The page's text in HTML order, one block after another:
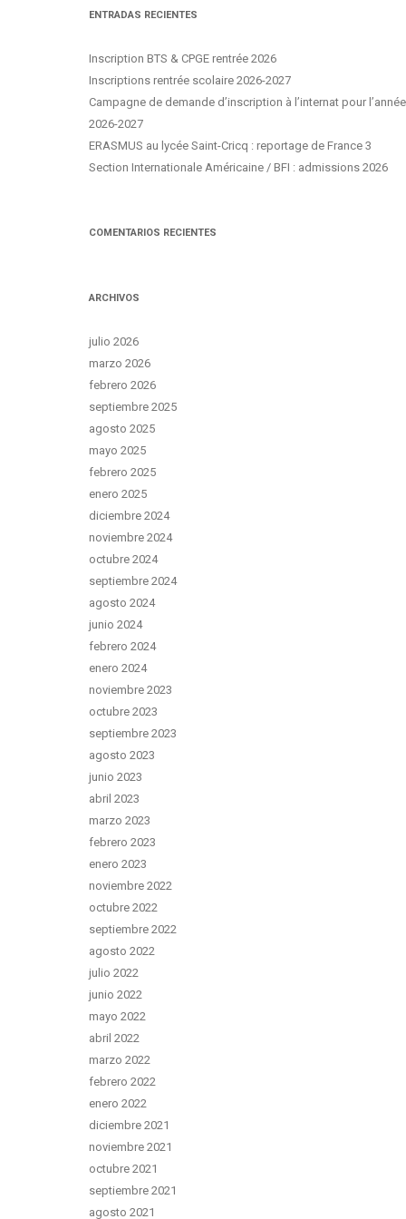
ENTRADAS RECIENTES
Inscription BTS & CPGE rentrée 2026
Inscriptions rentrée scolaire 2026-2027
Campagne de demande d’inscription à l’internat pour l’année
2026-2027
ERASMUS au lycée Saint-Cricq : reportage de France 3
Section Internationale Américaine / BFI : admissions 2026
COMENTARIOS RECIENTES
ARCHIVOS
julio 2026
marzo 2026
febrero 2026
septiembre 2025
agosto 2025
mayo 2025
febrero 2025
enero 2025
diciembre 2024
noviembre 2024
octubre 2024
septiembre 2024
agosto 2024
junio 2024
febrero 2024
enero 2024
noviembre 2023
octubre 2023
septiembre 2023
agosto 2023
junio 2023
abril 2023
marzo 2023
febrero 2023
enero 2023
noviembre 2022
octubre 2022
septiembre 2022
agosto 2022
julio 2022
junio 2022
mayo 2022
abril 2022
marzo 2022
febrero 2022
enero 2022
diciembre 2021
noviembre 2021
octubre 2021
septiembre 2021
agosto 2021